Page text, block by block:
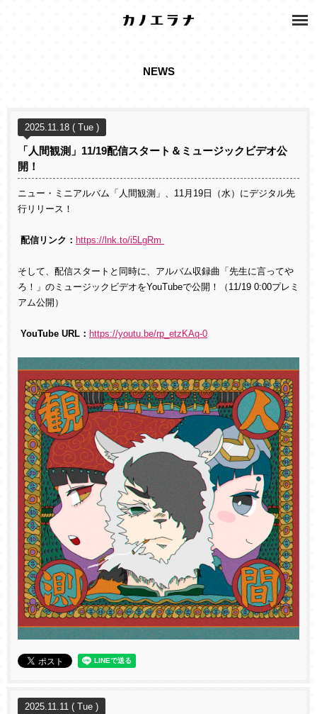
NEWS
2025.11.18 ( Tue )
「人間観測」11/19配信スタート＆ミュージックビデオ公
開！
ニュー・ミニアルバム「人間観測」、11月19日（水）にデジタル先
行リリース！
配信リンク： https://lnk.to/i5LgRm
そして、配信スタートと同時に、アルバム収録曲「先生に言ってや
ろ！」のミュージックビデオをYouTubeで公開！（11/19 0:00プレミ
アム公開）
YouTube URL： https://youtu.be/rp_etzKAq-0
2025.11.11 ( Tue )